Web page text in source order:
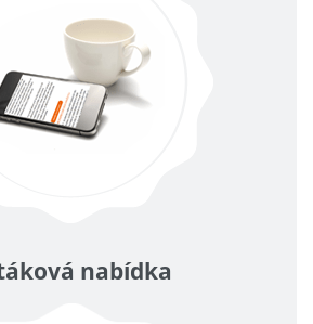
nabídka